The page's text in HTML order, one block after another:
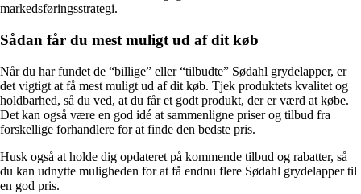
markedsføringsstrategi.
Sådan får du mest muligt ud af dit køb
Når du har fundet de “billige” eller “tilbudte” Sødahl grydelapper, er
det vigtigt at få mest muligt ud af dit køb. Tjek produktets kvalitet og
holdbarhed, så du ved, at du får et godt produkt, der er værd at købe.
Det kan også være en god idé at sammenligne priser og tilbud fra
forskellige forhandlere for at finde den bedste pris.
Husk også at holde dig opdateret på kommende tilbud og rabatter, så
du kan udnytte muligheden for at få endnu flere Sødahl grydelapper til
en god pris.